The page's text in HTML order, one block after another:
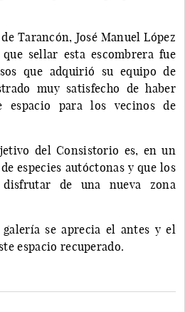
Tarancón, José Manuel López
sellar esta escombrera fue
que adquirió su equipo de
muy satisfecho de haber
espacio para los vecinos de
del Consistorio es, en un
especies autóctonas y que los
disfrutar de una nueva zona
se aprecia el antes y el
espacio recuperado.